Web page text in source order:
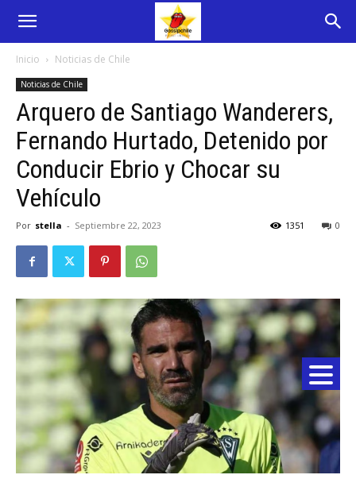
Inicio Noticias de Chile
Noticias de Chile
Arquero de Santiago Wanderers,
Fernando Hurtado, Detenido por
Conducir Ebrio y Chocar su
Vehículo
Por stella - Septiembre 22, 2023 0
1351